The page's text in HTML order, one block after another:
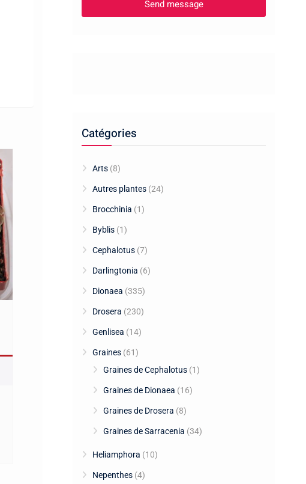
Catégories
Arts (8)
Autres plantes (24)
Brocchinia (1)
Byblis (1)
Cephalotus (7)
Darlingtonia (6)
Dionaea (335)
Drosera (230)
Genlisea (14)
Graines (61)
Graines de Cephalotus (1)
Graines de Dionaea (16)
Graines de Drosera (8)
Graines de Sarracenia (34)
Heliamphora (10)
Nepenthes (4)